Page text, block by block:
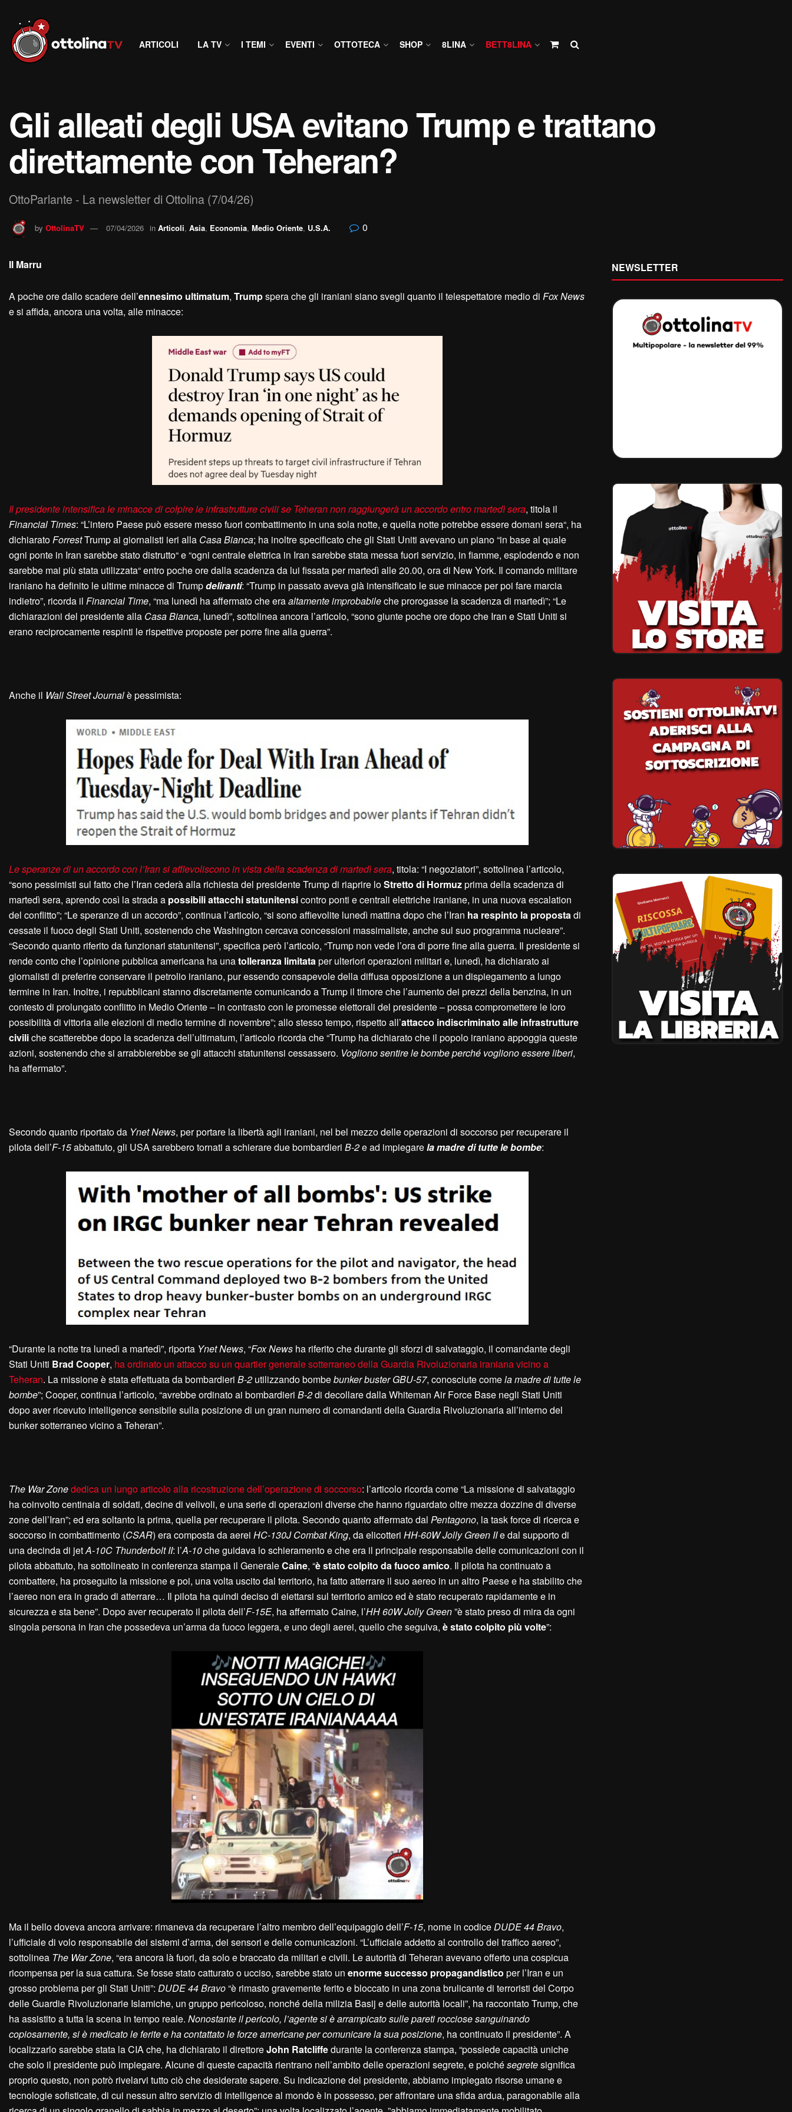
ARTICOLI LA TV I TEMI EVENTI OTTOTECA SHOP 8LINA BETT8LINA
Gli alleati degli USA evitano Trump e trattano
direttamente con Teheran?
OttoParlante - La newsletter di Ottolina (7/04/26)
by OttolinaTV 07/04/2026 in Articoli, Asia, Economia, Medio Oriente, U.S.A. 0
Il Marru
A poche ore dallo scadere dell’ennesimo ultimatum, Trumpspera che gli iraniani siano svegli quanto il telespettatore medio di Fox News
e si affida, ancora una volta, alle minacce:
Il presidente intensifica le minacce di colpire le infrastrutture civili se Teheran non raggiungerà un accordo entro martedì sera, titola il
Financial Times: “L’intero Paese può essere messo fuori combattimento in una sola notte, e quella notte potrebbe essere domani sera“, ha
dichiaratoForrestTrump ai giornalisti ieri alla Casa Bianca; ha inoltre specificato che gli Stati Uniti avevano un piano “in base al quale
ogni ponte in Iran sarebbe stato distrutto“ e “ogni centrale elettrica in Iran sarebbe stata messa fuori servizio, in fiamme, esplodendo e non
sarebbe mai più stata utilizzata“ entro poche ore dalla scadenza da lui fissata per martedì alle 20.00, ora di New York. Il comando militare
iraniano ha definito le ultime minacce di Trumpdeliranti: “Trump in passato aveva già intensificato le sue minacce per poi fare marcia
indietro”, ricorda il Financial Time, “ma lunedì ha affermato che eraaltamente improbabileche prorogasse la scadenza di martedì”; “Le
dichiarazioni del presidente alla Casa Bianca, lunedì”, sottolinea ancora l’articolo, “sono giunte poche ore dopo che Iran e Stati Uniti si
erano reciprocamente respinti le rispettive proposte per porre fine alla guerra”.
Anche il Wall Street Journalè pessimista:
Le speranze di un accordo con l’Iran si affievoliscono in vista della scadenza di martedì sera, titola: “I negoziatori”, sottolinea l’articolo,
“sono pessimisti sul fatto che l’Iran cederà alla richiesta del presidente Trump di riaprire loStretto di Hormuzprima della scadenza di
martedì sera, aprendo così la strada a possibili attacchi statunitensicontro ponti e centrali elettriche iraniane, in una nuova escalation
del conflitto”; “Le speranze di un accordo”, continua l’articolo, “si sono affievolite lunedì mattina dopo che l’Iran ha respinto la propostadi
cessate il fuoco degli Stati Uniti, sostenendo che Washington cercava concessioni massimaliste, anche sul suo programma nucleare”.
“Secondo quanto riferito da funzionari statunitensi”, specifica però l’articolo, “Trump non vede l’ora di porre fine alla guerra. Il presidente si
rende conto che l’opinione pubblica americana ha unatolleranza limitataper ulteriori operazioni militari e, lunedì, ha dichiarato ai
giornalisti di preferire conservare il petrolio iraniano, pur essendo consapevole della diffusa opposizione a un dispiegamento a lungo
termine in Iran. Inoltre, i repubblicani stanno discretamente comunicando a Trump il timore che l’aumento dei prezzi della benzina, in un
contesto di prolungato conflitto in Medio Oriente – in contrasto con le promesse elettorali del presidente – possa compromettere le loro
possibilità di vittoria alle elezioni di medio termine di novembre”; allo stesso tempo, rispetto all’attacco indiscriminato alle infrastrutture
civiliche scatterebbe dopo la scadenza dell’ultimatum, l’articolo ricorda che “Trump ha dichiarato che il popolo iraniano appoggia queste
azioni, sostenendo che si arrabbierebbe se gli attacchi statunitensi cessassero. Vogliono sentire le bombe perché vogliono essere liberi,
ha affermato”.
Secondo quanto riportato da Ynet News, per portare la libertà agli iraniani, nel bel mezzo delle operazioni di soccorso per recuperare il
pilota dell’F-15abbattuto, gli USA sarebbero tornati a schierare due bombardieri B-2e ad impiegarela madre di tutte le bombe:
“Durante la notte tra lunedì a martedì”, riporta Ynet News, “Fox News ha riferito che durante gli sforzi di salvataggio, il comandante degli
Stati Uniti Brad Cooper, ha ordinato un attacco su un quartier generale sotterraneo della Guardia Rivoluzionaria iraniana vicino a
Teheran. La missione è stata effettuata da bombardieri B-2 utilizzando bombebunker buster GBU-57, conosciute comela madre di tutte le
bombe”; Cooper, continua l’articolo, “avrebbe ordinato ai bombardieri B-2di decollare dalla Whiteman Air Force Base negli Stati Uniti
dopo aver ricevuto intelligence sensibile sulla posizione di un gran numero di comandanti della Guardia Rivoluzionaria all’interno del
bunker sotterraneo vicino a Teheran”.
The War Zonededica un lungo articolo alla ricostruzione dell’operazione di soccorso: l’articolo ricorda come “La missione di salvataggio
ha coinvolto centinaia di soldati, decine di velivoli, e una serie di operazioni diverse che hanno riguardato oltre mezza dozzine di diverse
zone dell’Iran”; ed era soltanto la prima, quella per recuperare il pilota. Secondo quanto affermato dal Pentagono, la task force di ricerca e
soccorso in combattimento (CSAR) era composta da aerei HC-130J Combat King, da elicotteri HH-60W Jolly Green IIe dal supporto di
una decinda di jetA-10C Thunderbolt II: l’A-10che guidava lo schieramento e che era il principale responsabile delle comunicazioni con il
pilota abbattuto, ha sottolineato in conferenza stampa il GeneraleCaine, “è stato colpito da fuoco amico. Il pilota ha continuato a
combattere, ha proseguito la missione e poi, una volta uscito dal territorio, ha fatto atterrare il suo aereo in un altro Paese e ha stabilito che
l’aereo non era in grado di atterrare… Il pilota ha quindi deciso di eiettarsi sul territorio amico ed è stato recuperato rapidamente e in
sicurezza e sta bene”. Dopo aver recuperato il pilota dell’F-15E, ha affermato Caine, l’HH 60W Jolly Green”è stato preso di mira da ogni
singola persona in Iran che possedeva un’arma da fuoco leggera, e uno degli aerei, quello che seguiva, è stato colpito più volte”:
Ma il bello doveva ancora arrivare: rimaneva da recuperare l’altro membro dell’equipaggio dell’F-15, nome in codiceDUDE 44 Bravo,
l’ufficiale di volo responsabile dei sistemi d’arma, dei sensori e delle comunicazioni. “L’ufficiale addetto al controllo del traffico aereo”,
sottolinea The War Zone, “era ancora là fuori, da solo e braccato da militari e civili. Le autorità di Teheran avevano offerto una cospicua
ricompensa per la sua cattura. Se fosse stato catturato o ucciso, sarebbe stato un enorme successo propagandistico per l’Iran e un
grosso problema per gli Stati Uniti”: DUDE 44 Bravo“è rimasto gravemente ferito e bloccato in una zona brulicante di terroristi del Corpo
delle Guardie Rivoluzionarie Islamiche, un gruppo pericoloso, nonché della milizia Basij e delle autorità locali”, ha raccontato Trump, che
ha assistito a tutta la scena in tempo reale. Nonostante il pericolo, l’agente si è arrampicato sulle pareti rocciose sanguinando
copiosamente, si è medicato le ferite e ha contattato le forze americane per comunicare la sua posizione, ha continuato il presidente”. A
localizzarlo sarebbe stata la CIA che, ha dichiarato il direttoreJohn Ratcliffedurante la conferenza stampa, “possiede capacità uniche
che solo il presidente può impiegare. Alcune di queste capacità rientrano nell’ambito delle operazioni segrete, e poichésegretesignifica
proprio questo, non potrò rivelarvi tutto ciò che desiderate sapere. Su indicazione del presidente, abbiamo impiegato risorse umane e
tecnologie sofisticate, di cui nessun altro servizio di intelligence al mondo è in possesso, per affrontare una sfida ardua, paragonabile alla
NEWSLETTER